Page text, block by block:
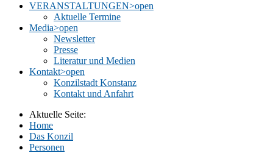
VERANSTALTUNGEN>open
Aktuelle Termine
Media>open
Newsletter
Presse
Literatur und Medien
Kontakt>open
Konzilstadt Konstanz
Kontakt und Anfahrt
Aktuelle Seite:
Home
Das Konzil
Personen